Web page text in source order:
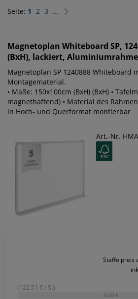
Seite: 1 2 3 ...
Magnetoplan Whiteboard SP,
(BxH), lackiert,
Magnetoplan SP 1240888 Whiteboard
Montagematerial.
• Maße: 150x100cm (BxH) (BxH) •
magnethaftend) • Material des
in Hoch- und Querformat montierbar
Art.-Nr.
Staffelpreis
(122.51 € / St)
-0,00 €